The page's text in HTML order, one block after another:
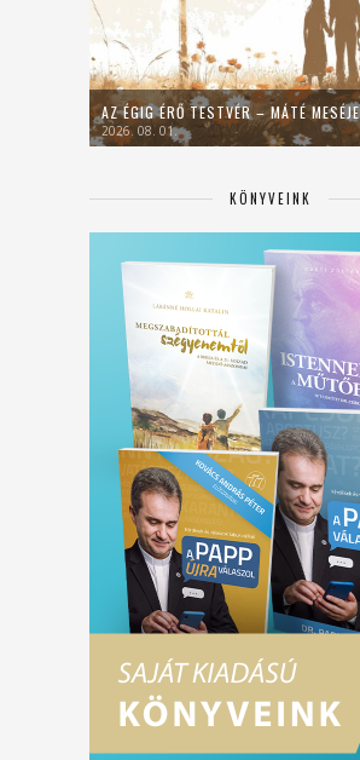
AZ ÉGIG ÉRŐ TESTVÉR – MÁTÉ MESÉJE
2026. 08. 01.
KÖNYVEINK